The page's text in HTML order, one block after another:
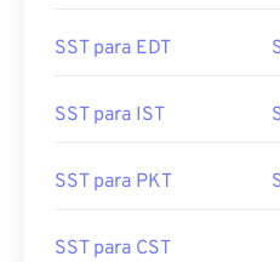
SST para EDT
SST para IST
SST para PKT
SST para CST